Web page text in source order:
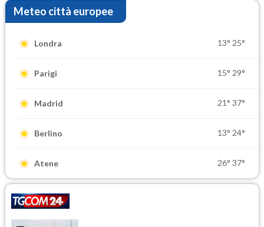
Meteo città europee
Londra 13° 25°
Parigi 15° 29°
Madrid 21° 37°
Berlino 13° 24°
Atene 26° 37°